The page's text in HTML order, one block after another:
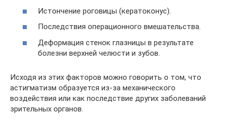
Истончение роговицы (кератоконус).
Последствия операционного вмешательства.
Деформация стенок глазницы в результате
болезни верхней челюсти и зубов.
Исходя из этих факторов можно говорить о том, что
астигматизм образуется из-за механического
воздействия или как последствие других заболеваний
зрительных органов.